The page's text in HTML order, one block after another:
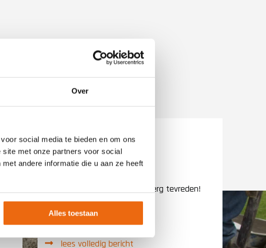
Over
social media te bieden en om ons
met onze partners voor social
andere informatie die u aan ze heeft
Alles toestaan
Rob
Nuth
Allemaal zeer goed verlopen, erg tevreden!
Super lui/medewerkers!
Bedankt
Rob
lees volledig bericht
om
wel
ging